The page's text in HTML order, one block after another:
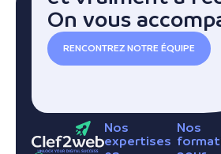
On vous
RENCONTREZ NOTRE ÉQUIPE
Nos
expertises
Nos